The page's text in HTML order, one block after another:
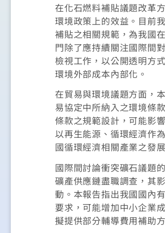
在化石燃料補貼議題改革
環境政策上的效益。目前
補貼之相關規範，為我國
門除了應持續關注國際間
檢視工作，以公開透明方
環境外部成本內部化。
在貿易與環境議題方面，
易協定中所納入之環境條
條款之規範設計，可能影
以再生能源、循環經濟作
國循環經濟相關產業之發
國際間討論衝突礦石議題
礦產供應鏈盡職調查，其
動。本報告指出我國國內
要求，可能增加中小企業
擬提供部分輔導費用補助